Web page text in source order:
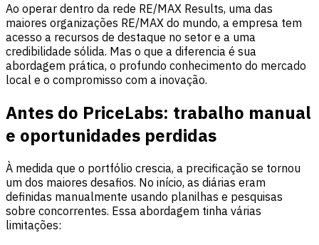
Ao operar dentro da rede RE/MAX Results, uma das
maiores organizações RE/MAX do mundo, a empresa tem
acesso a recursos de destaque no setor e a uma
credibilidade sólida. Mas o que a diferencia é sua
abordagem prática, o profundo conhecimento do mercado
local e o compromisso com a inovação.
Antes do PriceLabs: trabalho manual
e oportunidades perdidas
À medida que o portfólio crescia, a precificação se tornou
um dos maiores desafios. No início, as diárias eram
definidas manualmente usando planilhas e pesquisas
sobre concorrentes. Essa abordagem tinha várias
limitações: